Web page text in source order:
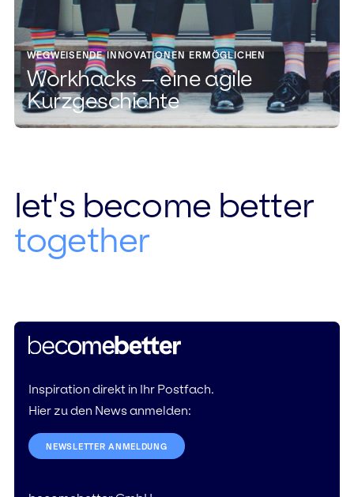
WEGWEISENDE INNOVATIONEN ERMÖGLICHEN
Workhacks – eine agile
Kurzgeschichte
let's become better
together
Inspiration direkt in Ihr Postfach.
Hier zu den News anmelden:
NEWSLETTER ANMELDUNG